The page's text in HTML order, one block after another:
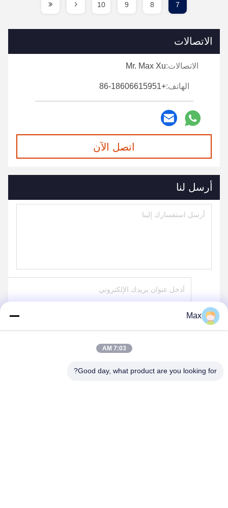
7
8
9
10
الاتصالات
الاتصالات:Mr. Max Xu
الهاتف:+86-18606615951
اتصل الآن
أرسل لنا
Max
7:03 AM
Good day, what product are you looking for?